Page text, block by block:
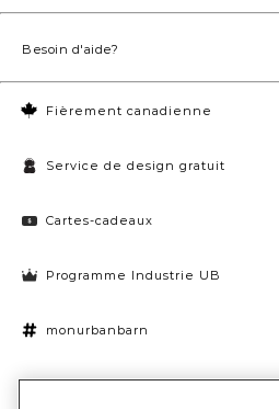
Fièrement canadienne
Service de design gratuit
Cartes-cadeaux
Programme Industrie UB
monurbanbarn
Paramètres des témoins
Besoin d'aide?